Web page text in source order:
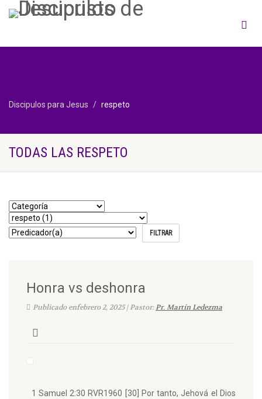
Discipulos para Jesus respeto
TODAS LAS RESPETO
Honra vs deshonra
Publicado enfebrero 2, 2025 | Pastor:Pr. Martín Ledezma
1 Samuel 2:30 RVR1960 [30] Por tanto, Jehová el Dios